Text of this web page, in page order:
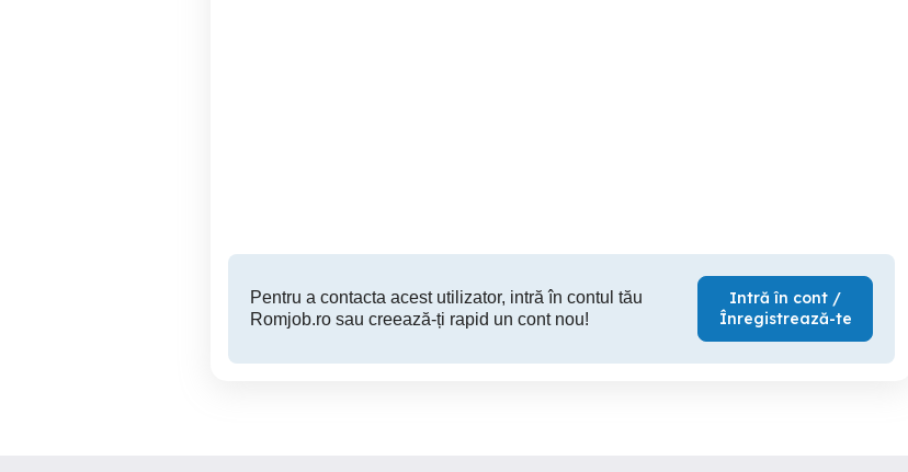
Pentru a contacta acest utilizator, intră în contul tău
Romjob.ro sau creează-ți rapid un cont nou!
Intră în cont /
Înregistrează-te